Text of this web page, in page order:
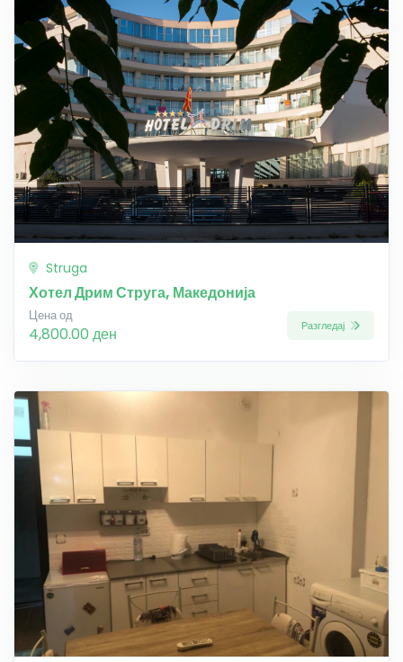
Struga
Хотел Дрим Струга, Македонија
Цена од
4,800.00 ден Разгледај